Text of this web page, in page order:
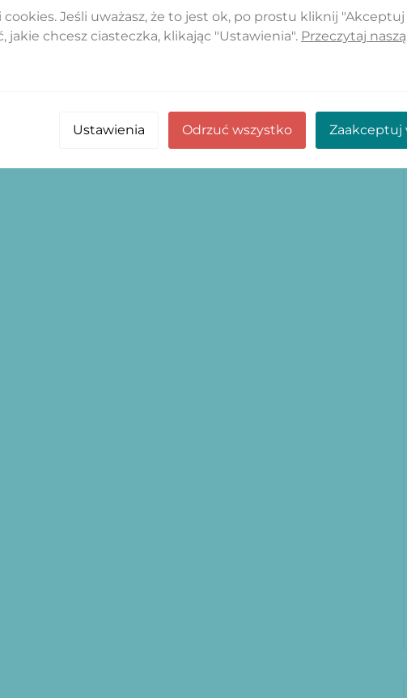
Jeśli uważasz, że to jest ok, po prostu kliknij
jakie chcesz ciasteczka, klikając "Ustawienia". Przeczytaj
Ustawienia Odrzuć wszystko Zaakceptuj